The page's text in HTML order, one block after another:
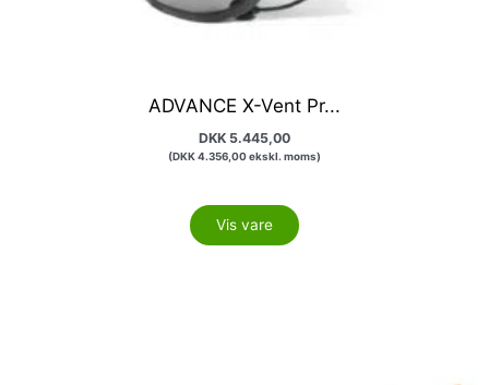
ADVANCE X-Vent Pr...
DKK 5.445,00
(DKK4.356,00ekskl. moms)
Vis vare